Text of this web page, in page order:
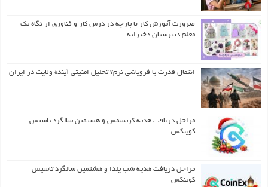
ضرورت آموزش کار با پارچه در درس کار و فناوری از نگاه یک
معلم دبیرستان دخترانه
انتقال قدرت یا فروپاشی نرم؟ تحلیل امنیتی آینده ولایت در ایران
مراحل دریافت هدیه کریسمس و هشتمین سالگرد تاسیس
کوینکس
مراحل دریافت هدیه شب یلدا و هشتمین سالگرد تاسیس
کوینکس